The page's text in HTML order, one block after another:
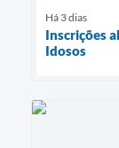
Há 3 dias
Inscrições
Idosos